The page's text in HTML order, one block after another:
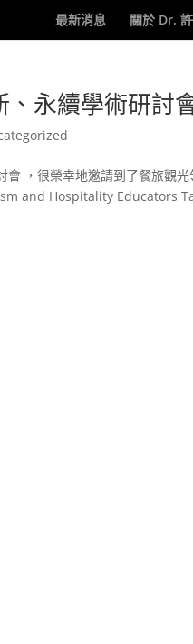
最新消息 關於 Dr.
永續學術研討
會 ，很榮幸地邀請到了餐旅觀
and Hospitality Educators